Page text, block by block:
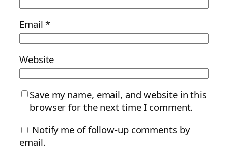
Email*
Website
Save my name, email, and website in this
browser for the next time I comment.
Notify me of follow-up comments by
email.